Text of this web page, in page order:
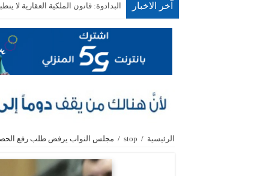
آخر الاخبار البدادوة: قانون الملكية العقارية لا ينطبق على الـ3500 دونم محل النقاش في الأغوار
الرئيسية /
stop
/ مجلس النواب يرفض طلب رفع